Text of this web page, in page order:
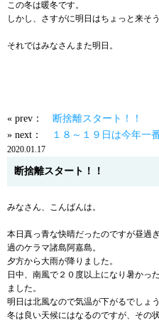
この冬は暖冬です。
しかし、さすがに明日はちょっと来そ
それではみなさんまた明日。
« prev： 断捨離スタート！！
» next：
１８～１９日は今年一
2020.01.17
断捨離スタート！！
みなさん、こんばんは。
本日真っ青な快晴だったのですが昼過
過のケラマ諸島阿嘉島。
夕方から大雨が降りました。
日中、南風で２０度以上になり暑かっ
ました。
明日は北風なので気温が下がるでしょう
冬は良い天候にはなるのですが、その